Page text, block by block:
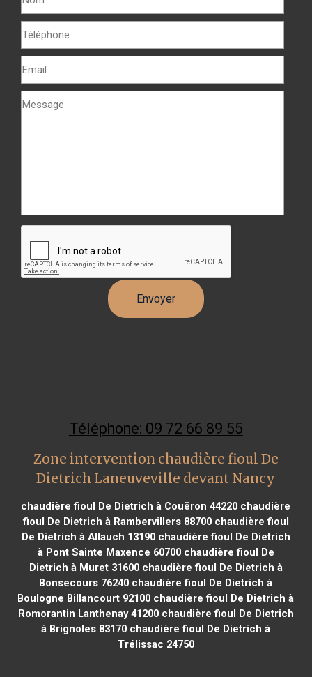
Téléphone: 09 72 66 89 55
Zone intervention chaudière fioul De
Dietrich Laneuveville devant Nancy
chaudière fioul De Dietrich à Couëron 44220 chaudière
fioul De Dietrich à Rambervillers 88700chaudière fioul
De Dietrich à Allauch 13190chaudière fioul De Dietrich
à Pont Sainte Maxence 60700chaudière fioul De
Dietrich à Muret 31600chaudière fioul De Dietrich à
Bonsecours 76240 chaudière fioul De Dietrich à
Boulogne Billancourt 92100 chaudière fioul De Dietrich à
Romorantin Lanthenay 41200chaudière fioul De Dietrich
à Brignoles 83170 chaudière fioul De Dietrich à
Trélissac 24750